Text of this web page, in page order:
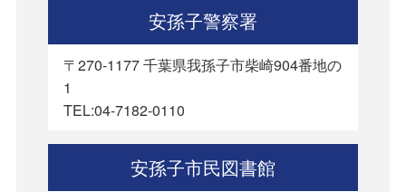
安孫子警察署
〒270-1177 千葉県我孫子市柴崎904番地の
1
TEL:04-7182-0110
安孫子市民図書館